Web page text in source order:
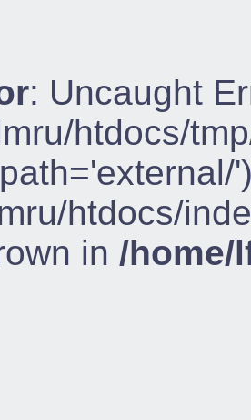
: Uncaught
htdocs/
htdocs/
in /home/